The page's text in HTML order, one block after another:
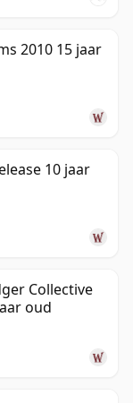
2010 15 jaar
10 jaar
Collective
oud